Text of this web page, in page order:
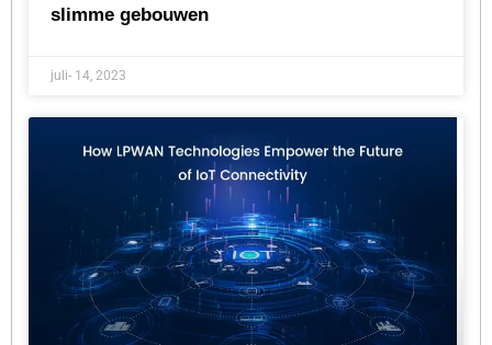
slimme gebouwen
juli- 14, 2023